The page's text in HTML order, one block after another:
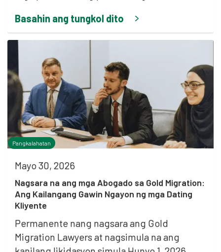
Basahin ang tungkol dito
Pangkalahatan
Mayo 30, 2026
Nagsara na ang mga Abogado sa Gold Migration:
Ang Kailangang Gawin Ngayon ng mga Dating
Kliyente
Permanente nang nagsara ang Gold
Migration Lawyers at nagsimula na ang